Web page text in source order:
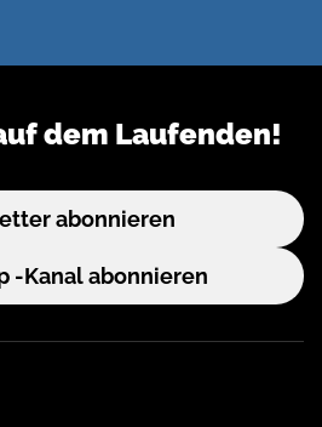
dem Laufenden!
abonnieren
-Kanal abonnieren